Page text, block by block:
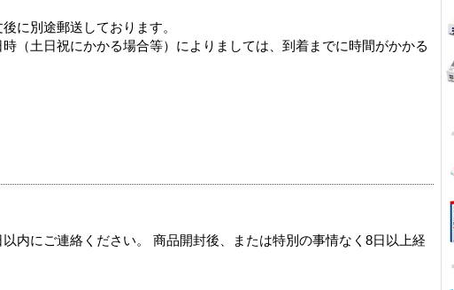
に別途郵送しております。
（土日祝にかかる場合等）によりましては、到着までに時間がかかる
内にご連絡ください。 商品開封後、または特別の事情なく8日以上経